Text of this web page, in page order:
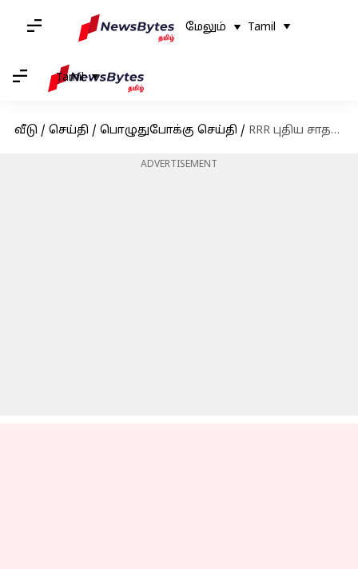
மேலும் Tamil
Tamil
வீடு / செய்தி / பொழுதுபோக்கு செய்தி / RRR புதிய சாதனை: ஜப்பான் திரையரங்குளில் 100 நாட்கள் தாண்டி வெற்றிகரமாக ஓடிக்கொண்டிருக்கிறது
ADVERTISEMENT